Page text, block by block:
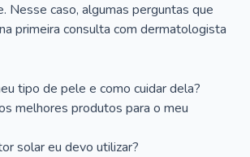
Nesse caso, algumas perguntas que
primeira consulta com dermatologista
tipo de pele e como cuidar dela?
melhores produtos para o meu
solar eu devo utilizar?